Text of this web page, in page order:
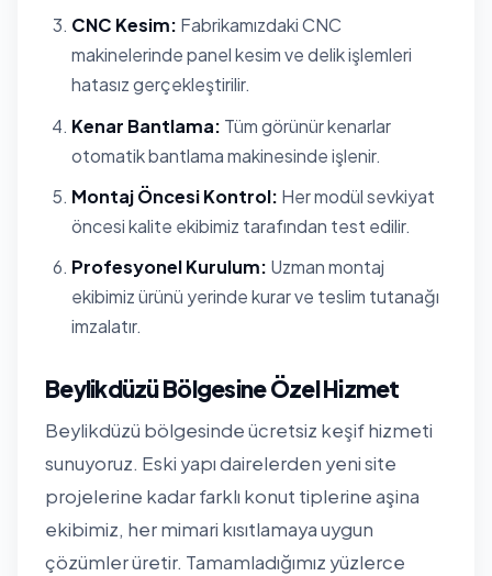
CNC Kesim: Fabrikamızdaki CNC
makinelerinde panel kesim ve delik işlemleri
hatasız gerçekleştirilir.
Kenar Bantlama: Tüm görünür kenarlar
otomatik bantlama makinesinde işlenir.
Montaj Öncesi Kontrol: Her modül sevkiyat
öncesi kalite ekibimiz tarafından test edilir.
Profesyonel Kurulum: Uzman montaj
ekibimiz ürünü yerinde kurar ve teslim tutanağı
imzalatır.
Beylikdüzü Bölgesine Özel Hizmet
Beylikdüzü bölgesinde ücretsiz keşif hizmeti
sunuyoruz. Eski yapı dairelerden yeni site
projelerine kadar farklı konut tiplerine aşina
ekibimiz, her mimari kısıtlamaya uygun
çözümler üretir. Tamamladığımız yüzlerce